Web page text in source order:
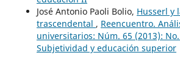
José Antonio Paoli Bolio, Husserl y
trascendental , Reencuentro.
universitarios: Núm. 65 (2013):
Subjetividad y educación superior